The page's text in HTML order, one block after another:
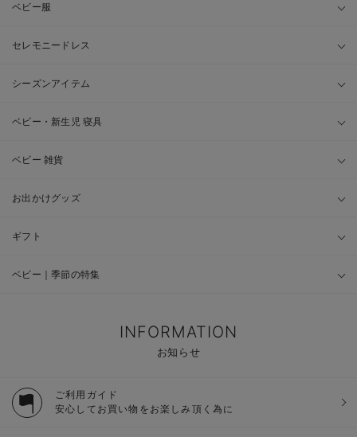
ベビー服
セレモニードレス
シーズンアイテム
ベビー・新生児 寝具
ベビー 雑貨
お出かけグッズ
ギフト
ベビー｜季節の特集
INFORMATION
お知らせ
ご利用ガイド
安心してお買い物をお楽しみ頂く為に